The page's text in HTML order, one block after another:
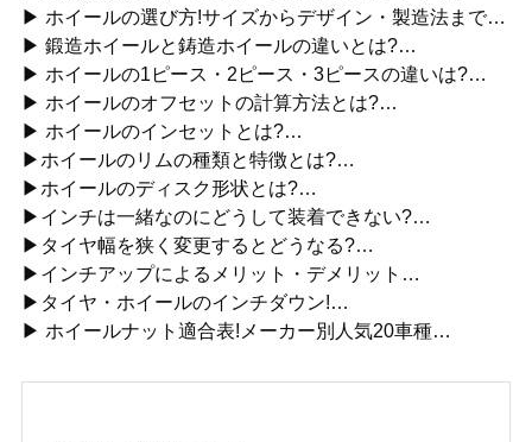
▶ ホイールの選び方!サイズからデザイン・製造法まで…
▶ 鍛造ホイールと鋳造ホイールの違いとは?…
▶ ホイールの1ピース・2ピース・3ピースの違いは?…
▶ ホイールのオフセットの計算方法とは?…
▶ ホイールのインセットとは?…
▶ホイールのリムの種類と特徴とは?…
▶ホイールのディスク形状とは?…
▶インチは一緒なのにどうして装着できない?…
▶タイヤ幅を狭く変更するとどうなる?…
▶インチアップによるメリット・デメリット…
▶タイヤ・ホイールのインチダウン!…
▶ ホイールナット適合表!メーカー別人気20車種…